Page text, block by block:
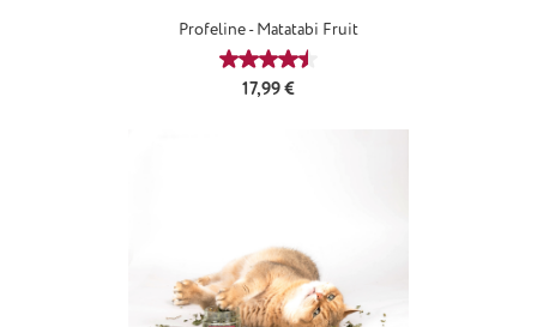
Profeline - Matatabi Fruit
Durchschnittliche Bewertung von
Regulärer Preis:
17,99 €